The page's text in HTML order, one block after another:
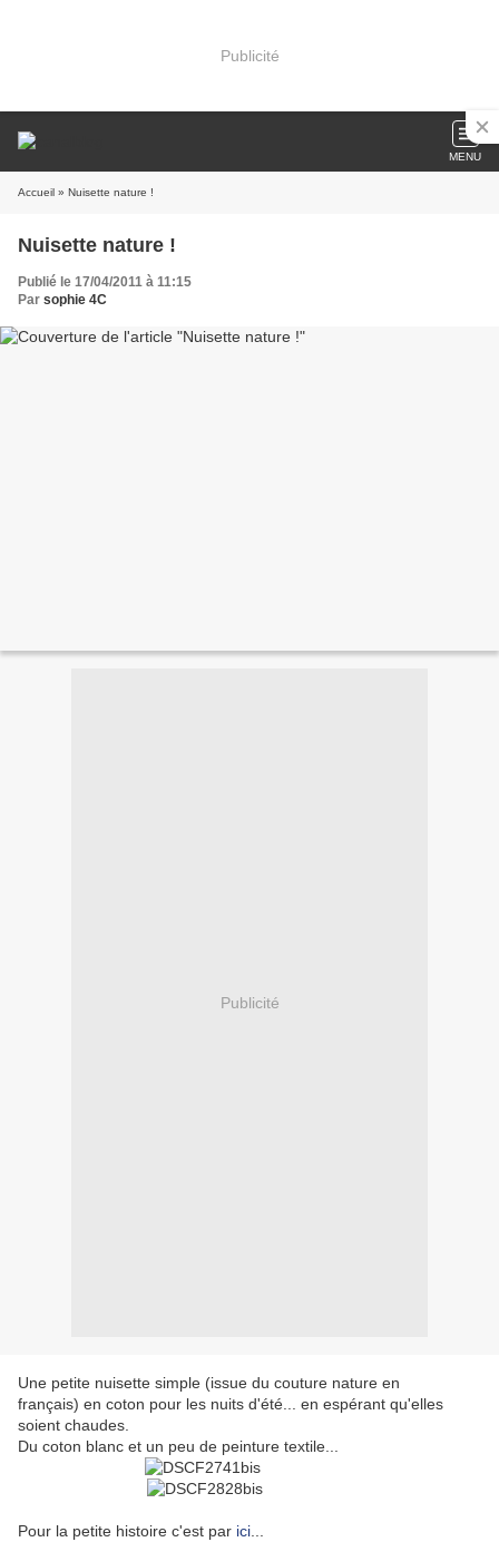
Publicité
MENU
Accueil » Nuisette nature !
Nuisette nature !
Publié le 17/04/2011 à 11:15
Par sophie 4C
Publicité
Une petite nuisette simple (issue du couture nature en
français) en coton pour les nuits d'été... en espérant qu'elles
soient chaudes.
Du coton blanc et un peu de peinture textile...
Pour la petite histoire c'est par ici